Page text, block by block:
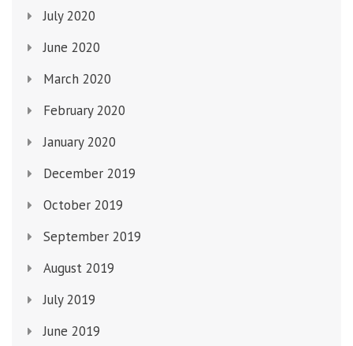
July 2020
June 2020
March 2020
February 2020
January 2020
December 2019
October 2019
September 2019
August 2019
July 2019
June 2019